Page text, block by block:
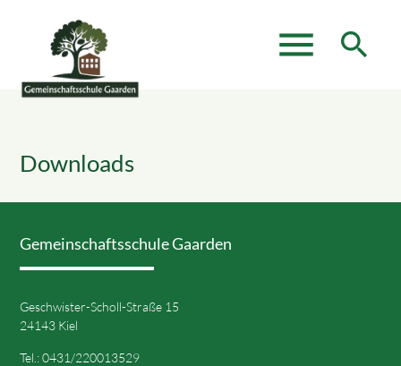
menu search
Downloads
Gemeinschaftsschule Gaarden
Geschwister-Scholl-Straße 15
24143 Kiel
Tel.: 0431/220013529